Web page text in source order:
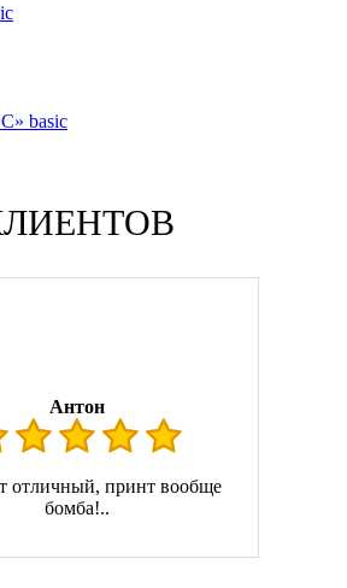
basic
Антон
отличный, принт вообще
бомба!..